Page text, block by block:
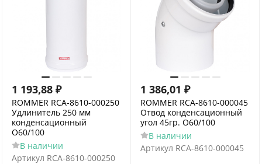
1 193,88 ₽
ROMMER RCA-8610-000250
Удлинитель 250 мм
конденсационный
O60/100
В наличии
Артикул RCA-8610-000250
1 386,01 ₽
ROMMER RCA-8610-000045
Отвод конденсационный
угол 45гр. O60/100
В наличии
Артикул RCA-8610-000045